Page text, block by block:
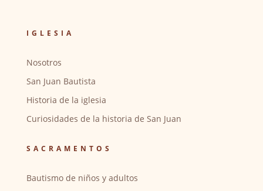
IGLESIA
Nosotros
San Juan Bautista
Historia de la iglesia
Curiosidades de la historia de San Juan
SACRAMENTOS
Bautismo de niños y adultos